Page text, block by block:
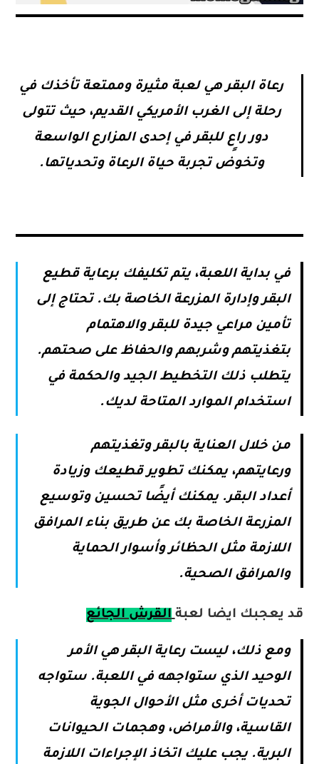
رعاة البقر هي لعبة مثيرة وممتعة تأخذك في
رحلة إلى الغرب الأمريكي القديم، حيث تتولى
دور راعٍ للبقر في إحدى المزارع الواسعة
وتخوض تجربة حياة الرعاة وتحدياتها.
في بداية اللعبة، يتم تكليفك برعاية قطيع
البقر وإدارة المزرعة الخاصة بك. تحتاج إلى
تأمين مراعي جيدة للبقر والاهتمام
بتغذيتهم وشربهم والحفاظ على صحتهم.
يتطلب ذلك التخطيط الجيد والحكمة في
استخدام الموارد المتاحة لديك.
من خلال العناية بالبقر وتغذيتهم
ورعايتهم، يمكنك تطوير قطيعك وزيادة
أعداد البقر. يمكنك أيضًا تحسين وتوسيع
المزرعة الخاصة بك عن طريق بناء المرافق
اللازمة مثل الحظائر وأسوار الحماية
والمرافق الصحية.
قد يعجبك ايضا لعبة القرش الجائع
ومع ذلك، ليست رعاية البقر هي الأمر
الوحيد الذي ستواجهه في اللعبة. ستواجه
تحديات أخرى مثل الأحوال الجوية
القاسية، والأمراض، وهجمات الحيوانات
البرية. يجب عليك اتخاذ الإجراءات اللازمة